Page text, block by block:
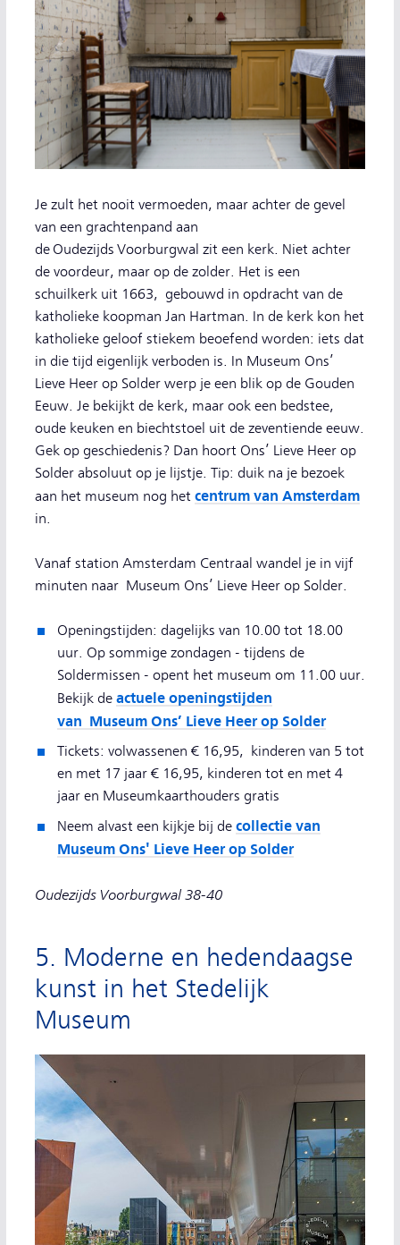
Je zult het nooit vermoeden, maar achter de gevel
van een grachtenpand aan
de Oudezijds Voorburgwal zit een kerk. Niet achter
de voordeur, maar op de zolder. Het is een
schuilkerk uit 1663, gebouwd in opdracht van de
katholieke koopman Jan Hartman. In de kerk kon het
katholieke geloof stiekem beoefend worden: iets dat
in die tijd eigenlijk verboden is. In Museum Ons’
Lieve Heer op Solder werp je een blik op de Gouden
Eeuw. Je bekijkt de kerk, maar ook een bedstee,
oude keuken en biechtstoel uit de zeventiende eeuw.
Gek op geschiedenis? Dan hoort Ons’ Lieve Heer op
Solder absoluut op je lijstje. Tip: duik na je bezoek
aan het museum nog het centrum van Amsterdam
in.
Vanaf station Amsterdam Centraal wandel je in vijf
minuten naar Museum Ons’ Lieve Heer op Solder.
Openingstijden: dagelijks van 10.00 tot 18.00
uur. Op sommige zondagen - tijdens de
Soldermissen - opent het museum om 11.00 uur.
Bekijk de actuele openingstijden
van Museum Ons’ Lieve Heer op Solder
Tickets: volwassenen € 16,95, kinderen van 5 tot
en met 17 jaar € 16,95, kinderen tot en met 4
jaar en Museumkaarthouders gratis
Neem alvast een kijkje bij de collectie van
Museum Ons' Lieve Heer op Solder
Oudezijds Voorburgwal 38-40
5. Moderne en hedendaagse
kunst in het Stedelijk
Museum